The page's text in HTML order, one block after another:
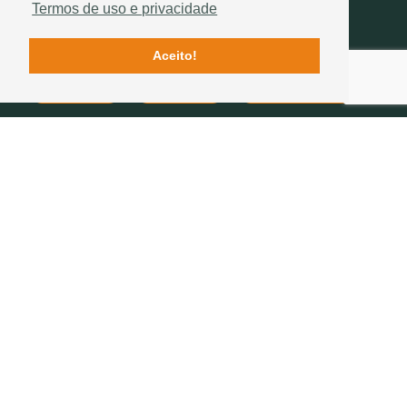
Termos de uso e privacidade
Aceito!